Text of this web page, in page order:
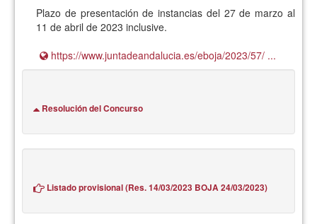
Acción Social
Directorio
Plazo de presentación de instancias del 27 de marzo al
11 de abril de 2023 inclusive.
https://www.juntadeandalucia.es/eboja/2023/57/ ...
Resolución del Concurso
Listado provisional (Res. 14/03/2023 BOJA 24/03/2023)